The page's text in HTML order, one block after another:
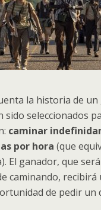
la historia de
sido seleccionados
caminar
por hora (que
El ganador, que
caminando, recibirá
de pedir un